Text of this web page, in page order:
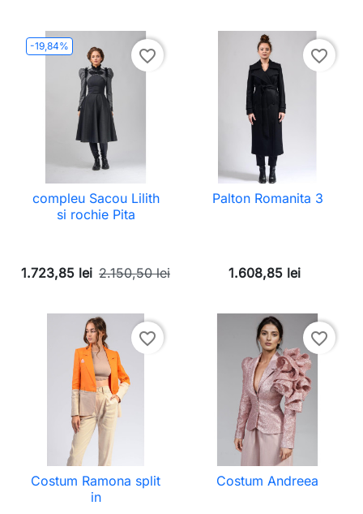
-19,84%
favorite_border
compleu Sacou Lilith
si rochie Pita
1.723,85 lei 2.150,50 lei
favorite_border
Palton Romanita 3
1.608,85 lei
favorite_border
Costum Ramona split
in
favorite_border
Costum Andreea